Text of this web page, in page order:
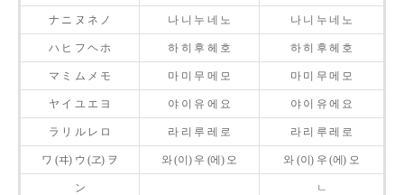
ナ ニ ヌ ネ ノ 나 니 누 네 노 나 니 누 네 노
ハ ヒ フ ヘ ホ 하 히 후 헤 호 하 히 후 헤 호
マ ミ ム メ モ 마 미 무 메 모 마 미 무 메 모
ヤ イ ユ エ ヨ 야 이 유 에 요 야 이 유 에 요
ラ リ ル レ ロ 라 리 루 레 로 라 리 루 레 로
ワ (ヰ) ウ (ヱ) ヲ 와 (이) 우 (에) 오 와 (이) 우 (에) 오
ン ㄴ